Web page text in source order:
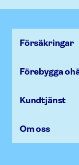
Försäk­ringar
Förebygga
Kundtjänst
Om oss